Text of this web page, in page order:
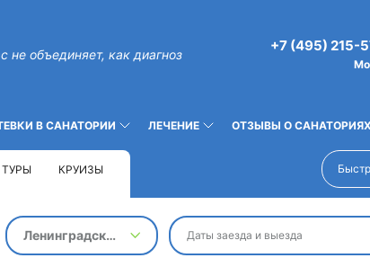
не объединяет, как диагноз
+7 (495) 215-
В САНАТОРИИ ЛЕЧЕНИЕ ОТЗЫВЫ О САНАТОРИЯХ
ТУРЫ КРУИЗЫ
Ленинградское шоссе Даты заезда и выезда